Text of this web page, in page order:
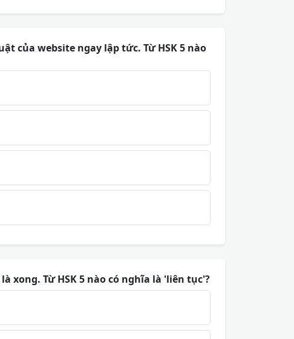
của website ngay lập tức. Từ HSK 5 nào
xong. Từ HSK 5 nào có nghĩa là 'liên tục'?